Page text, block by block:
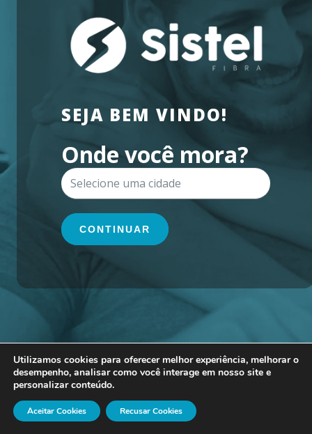
SEJA BEM VINDO!
Onde você mora?
CONTINUAR
Utilizamos cookies para oferecer melhor experiência, melhorar o
desempenho, analisar como você interage em nosso site e
personalizar conteúdo.
Aceitar Cookies Recusar Cookies